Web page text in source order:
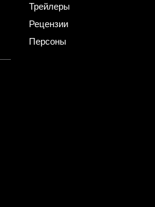
Трейлеры
Рецензии
Персоны